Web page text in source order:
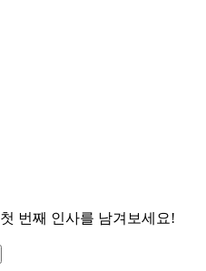
첫 번째 인사를 남겨보세요!